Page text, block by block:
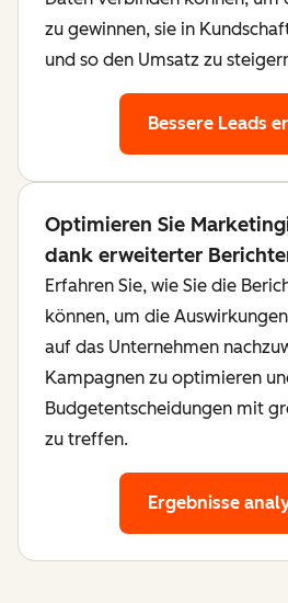
zu gewinnen, sie in
und so den Umsatz zu
Bessere Leads
Optimieren Sie
dank erweiterter
Erfahren Sie, wie Sie die
können, um die
auf das Unternehmen
Kampagnen zu optimieren
Budgetentscheidungen mit
zu treffen.
Ergebnisse